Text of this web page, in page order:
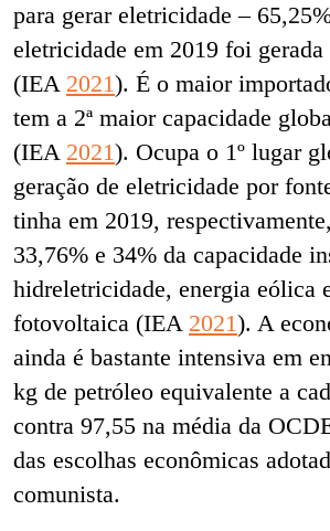
para gerar eletricidade –
eletricidade em 2019 foi
(IEA 2021). É o maior
tem a 2ª maior capacidade
(IEA 2021). Ocupa o 1º lugar
geração de eletricidade por
tinha em 2019,
33,76% e 34% da capacidade
hidreletricidade, energia eólica
fotovoltaica (IEA 2021). A
ainda é bastante intensiva em
kg de petróleo equivalente a
contra 97,55 na média da
das escolhas econômicas
comunista.